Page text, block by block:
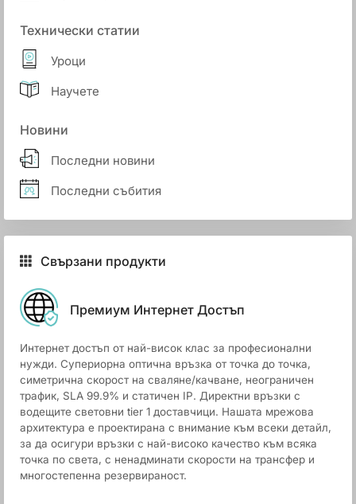
Технически статии
Уроци
Научете
Новини
Последни новини
Последни събития
Свързани продукти
Премиум Интернет Достъп
Интернет достъп от най-висок клас за професионални
нужди. Супериорна оптична връзка от точка до точка,
симетрична скорост на сваляне/качване, неограничен
трафик, SLA 99.9% и статичен IP. Директни връзки с
водещите световни tier 1 доставчици. Нашата мрежова
архитектура е проектирана с внимание към всеки детайл,
за да осигури връзки с най-високо качество към всяка
точка по света, с ненадминати скорости на трансфер и
многостепенна резервираност.